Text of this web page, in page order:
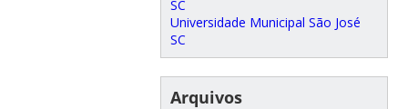
Universidade Municipal São José
SC
Arquivos